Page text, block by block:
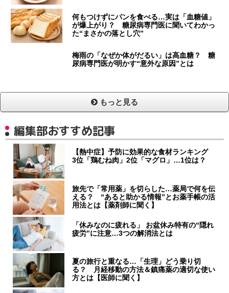
何もつけずにパンを食べる…実は「血糖値」
が爆上がり？ 糖尿病専門医に聞いてわかっ
た“まさかの落とし穴”
梅雨の「なぜか体がだるい」は高血糖？ 糖
尿病専門医が明かす“意外な原因”とは
もっと見る
編集部おすすめ記事
【熱中症】予防に効果的な食材ランキング
3位「鶏むね肉」2位「マグロ」…1位は？
旅先で「常用薬」を切らした…薬局で何を伝
える？ “あると助かる情報”とお薬手帳の活
用法とは【薬剤師に聞く】
「休みなのに疲れる」 お盆休み特有の“隠れ
疲労”に注意…3つの解消法とは
夏の旅行と重なる…「生理」どう乗り切
る？ 月経移動の方法＆鎮痛薬の適切な使い
方とは【医師に聞く】